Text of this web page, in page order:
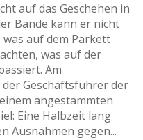
auf das Geschehen in
Bande kann er nicht
auf dem Parkett
was auf der
Am
Geschäftsführer der
angestammten
Eine Halbzeit lang
Ausnahmen gegen...